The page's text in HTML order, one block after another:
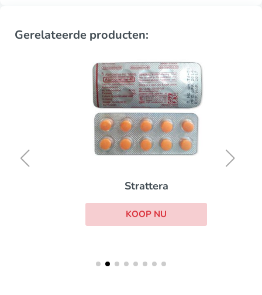
Gerelateerde producten:
Strattera
KOOP NU